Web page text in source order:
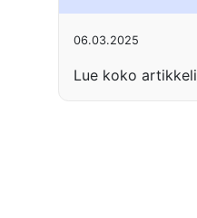
06.03.2025
Lue koko artikkeli